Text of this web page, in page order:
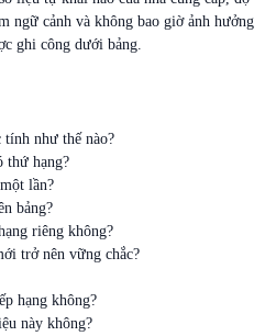
ngữ cảnh và không bao giờ ảnh hưởng
ghi công dưới bảng.
như thế nào?
thứ hạng?
lần?
bảng?
riêng không?
trở nên vững chắc?
hạng không?
này không?